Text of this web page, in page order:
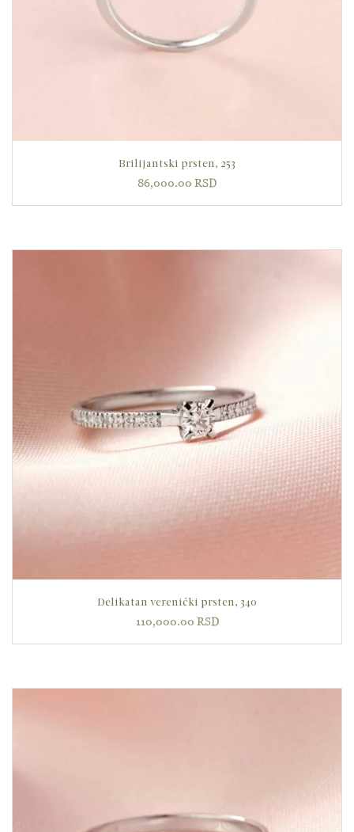
Brilijantski prsten, 253
86,000.00 RSD
Delikatan verenički prsten, 340
110,000.00 RSD